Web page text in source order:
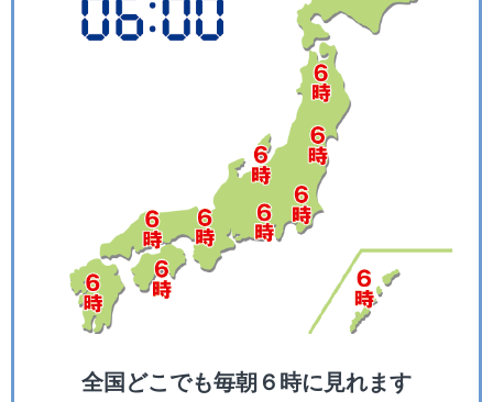
全国どこでも毎朝６時に見れます